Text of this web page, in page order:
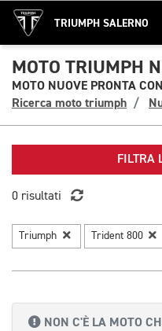
TRIUMPH SALERNO
MOTO TRIUMPH
MOTO NUOVE PRONTA
Ricerca moto triumph
FILTRA
0 risultati
Triumph Trident 800
NON C'È LA MOTO